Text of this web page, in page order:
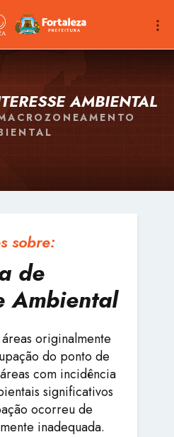
AMBIENTAL
sobre:
de
Ambiental
originalmente
do ponto de
com incidência
significativos
ocorreu de
inadequada.